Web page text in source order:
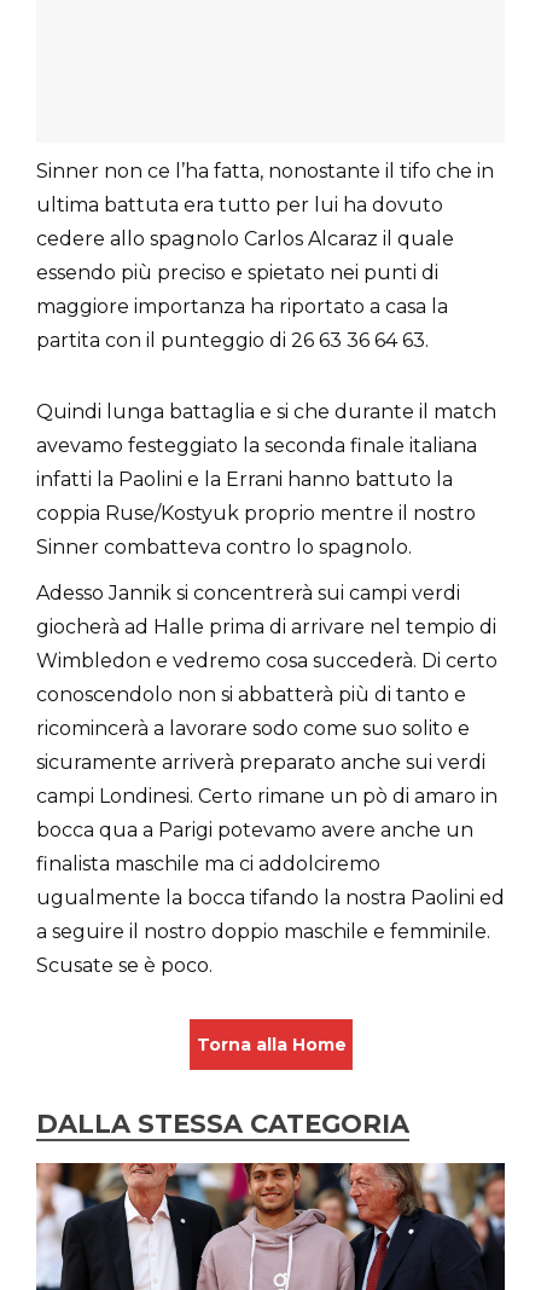
Sinner non ce l’ha fatta, nonostante il tifo che in
ultima battuta era tutto per lui ha dovuto
cedere allo spagnolo Carlos Alcaraz il quale
essendo più preciso e spietato nei punti di
maggiore importanza ha riportato a casa la
partita con il punteggio di 26 63 36 64 63.
Quindi lunga battaglia e si che durante il match
avevamo festeggiato la seconda finale italiana
infatti la Paolini e la Errani hanno battuto la
coppia Ruse/Kostyuk proprio mentre il nostro
Sinner combatteva contro lo spagnolo.
Adesso Jannik si concentrerà sui campi verdi
giocherà ad Halle prima di arrivare nel tempio di
Wimbledon e vedremo cosa succederà. Di certo
conoscendolo non si abbatterà più di tanto e
ricomincerà a lavorare sodo come suo solito e
sicuramente arriverà preparato anche sui verdi
campi Londinesi. Certo rimane un pò di amaro in
bocca qua a Parigi potevamo avere anche un
finalista maschile ma ci addolciremo
ugualmente la bocca tifando la nostra Paolini ed
a seguire il nostro doppio maschile e femminile.
Scusate se è poco.
Torna alla Home
DALLA STESSA CATEGORIA